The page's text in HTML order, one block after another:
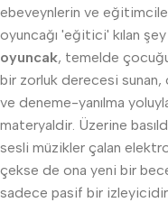
ebeveynlerin ve
oyuncağı 'eğitici' kılan
oyuncak, temelde
bir zorluk derecesi
ve deneme-yanılma
materyaldir. Üzerine
sesli müzikler çalan
çekse de ona yeni bir
sadece pasif bir